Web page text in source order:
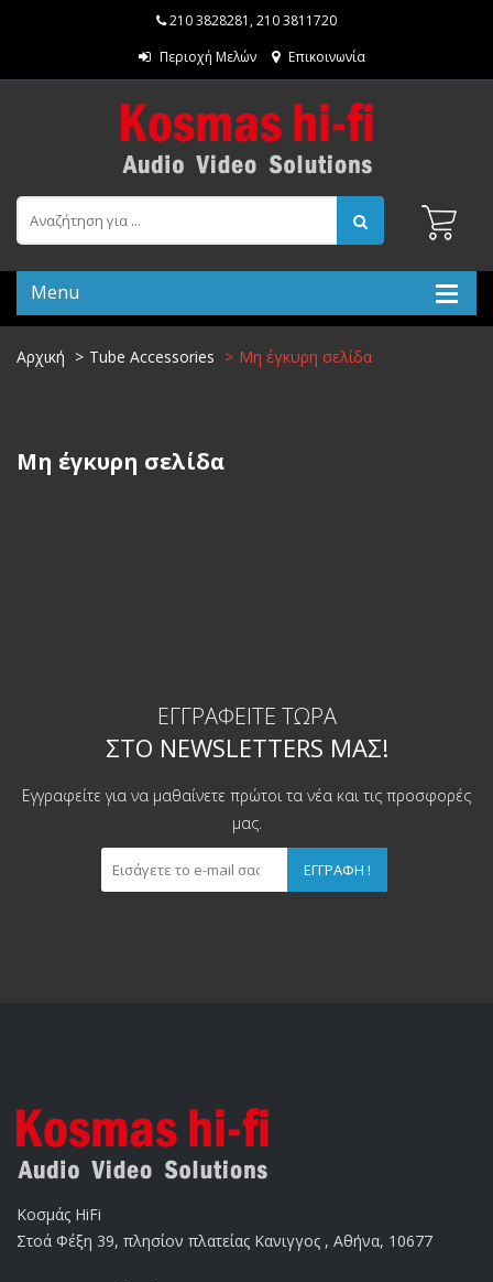
210 3828281 ,210 3811720
Περιοχή Μελών
Επικοινωνία
Menu
Αρχική Tube Accessories Μη έγκυρη σελίδα
Μη έγκυρη σελίδα
ΕΓΓΡΑΦΕΊΤΕ ΤΏΡΑ
ΣΤΟ NEWSLETTERS ΜΑΣ!
Εγγραφείτε για να μαθαίνετε πρώτοι τα νέα και τις προσφορές
μας.
ΕΓΓΡΑΦΉ !
Κοσμάς HiFi
Στοά Φέξη 39, πλησίον πλατείας Κανιγγος , Αθήνα, 10677